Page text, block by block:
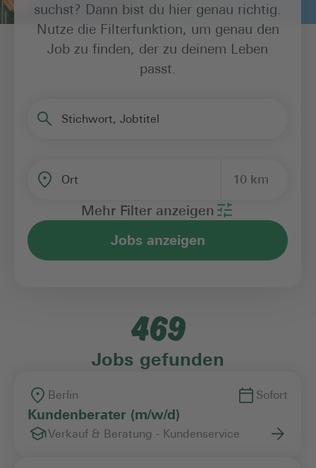
suchst? Dann bist du hier genau richtig.
Nutze die Filterfunktion, um genau den
Job zu finden, der zu deinem Leben
passt.
Stichwort, Jobtitel
Ort 10 km
Vertragsart
Mehr Filter anzeigen
Jobs anzeigen
469
Jobs gefunden
Berlin Sofort
Kundenberater (m/w/d)
Verkauf & Beratung - Kundenservice